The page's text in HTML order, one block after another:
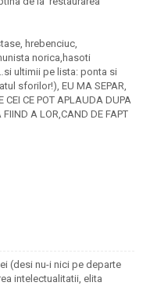
hrebenciuc,
norica,hasoti
ultimii pe lista: ponta si
sforilor!), EU MA SEPAR,
CEI CE POT APLAUDA DUPA
FIIND A LOR,CAND DE FAPT
(desi nu-i nici pe departe
intelectualitatii, elita